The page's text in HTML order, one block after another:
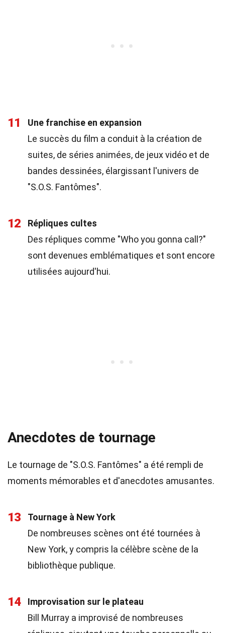
11
Une franchise en expansion
Le succès du film a conduit à la création de
suites, de séries animées, de jeux vidéo et de
bandes dessinées, élargissant l'univers de
"S.O.S. Fantômes".
12
Répliques cultes
Des répliques comme "Who you gonna call?"
sont devenues emblématiques et sont encore
utilisées aujourd'hui.
Anecdotes de tournage
Le tournage de "S.O.S. Fantômes" a été rempli de
moments mémorables et d'anecdotes amusantes.
13
Tournage à New York
De nombreuses scènes ont été tournées à
New York, y compris la célèbre scène de la
bibliothèque publique.
14
Improvisation sur le plateau
Bill Murray a improvisé de nombreuses